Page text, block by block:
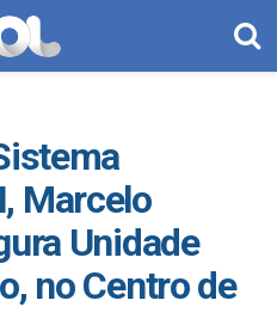
Marcelo
Unidade
no Centro de